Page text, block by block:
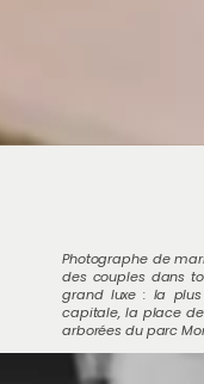
Photographe de
des couples dans
grand luxe : la
capitale, la place
arborées du parc